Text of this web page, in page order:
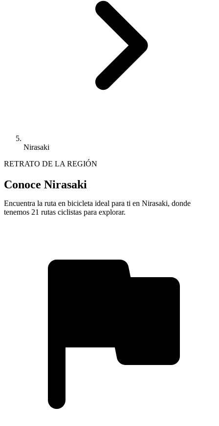
Nirasaki
RETRATO DE LA REGIÓN
Conoce Nirasaki
Encuentra la ruta en bicicleta ideal para ti en Nirasaki, donde
tenemos 21 rutas ciclistas para explorar.